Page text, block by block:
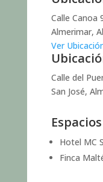
Calle Canoa
Almerimar,
Ver
Calle del
San José,
Hotel MC
Finca